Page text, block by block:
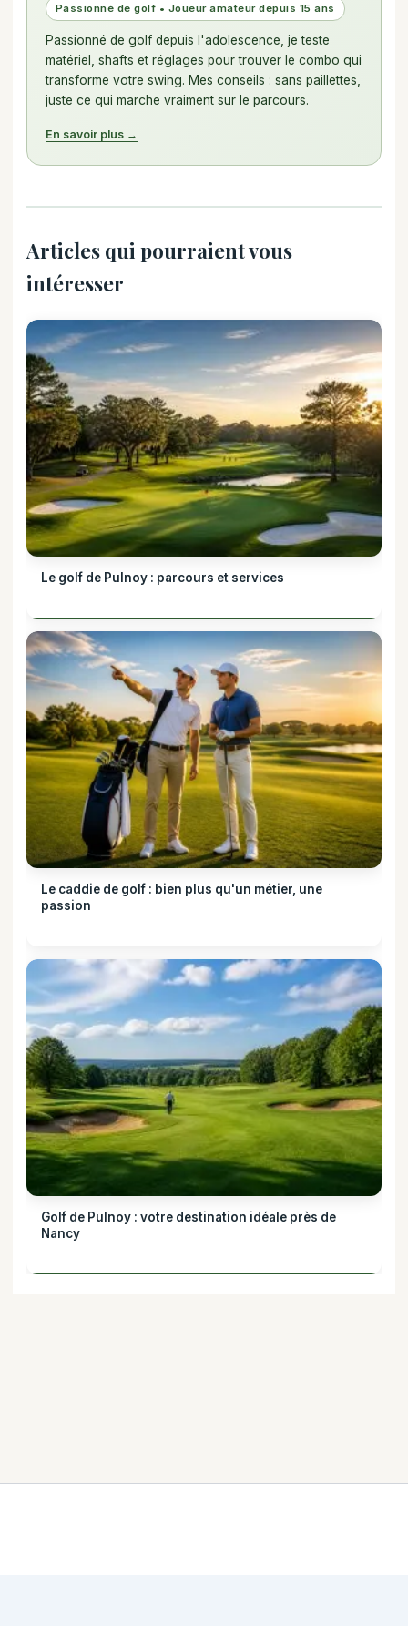
Passionné de golf • Joueur amateur depuis 15 ans
Passionné de golf depuis l'adolescence, je teste
matériel, shafts et réglages pour trouver le combo qui
transforme votre swing. Mes conseils : sans paillettes,
juste ce qui marche vraiment sur le parcours.
En savoir plus →
Articles qui pourraient vous
intéresser
Le golf de Pulnoy : parcours et services
Le caddie de golf : bien plus qu'un métier, une
passion
Golf de Pulnoy : votre destination idéale près de
Nancy